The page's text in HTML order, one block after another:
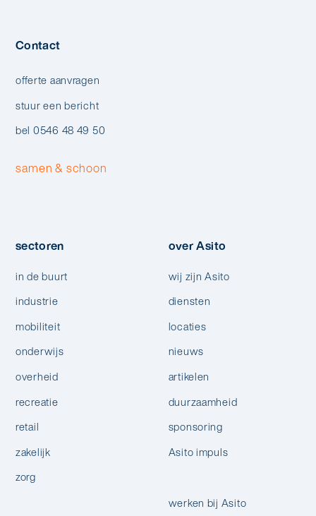
Contact
offerte aanvragen
stuur een bericht
bel 0546 48 49 50
samen & schoon
sectoren
in de buurt
industrie
mobiliteit
onderwijs
overheid
recreatie
retail
zakelijk
zorg
over Asito
wij zijn Asito
diensten
locaties
nieuws
artikelen
duurzaamheid
sponsoring
Asito impuls
werken bij Asito